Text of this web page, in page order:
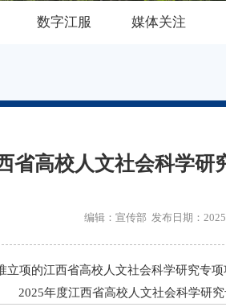
数字江服 媒体关注
省高校人文社会科学
编辑：宣传部 发布日期：
项的江西省高校人文社会科学研究专
2025年度江西省高校人文社会科学研